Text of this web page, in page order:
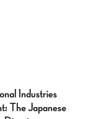
Industries
The Japanese